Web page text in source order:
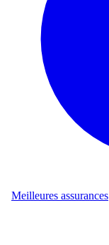
Meilleures assurances